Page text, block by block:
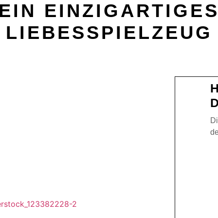
EIN EINZIGARTIGES
LIEBESSPIELZEUG